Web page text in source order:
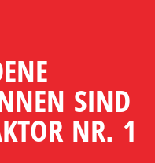
SIND
NR. 1